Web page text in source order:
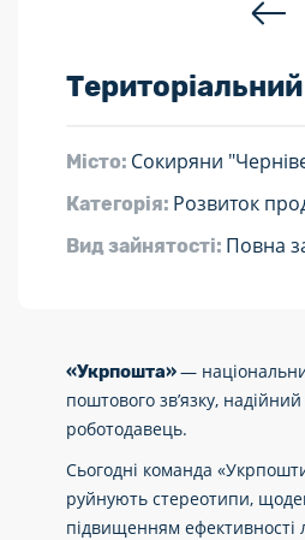
Відділення
Для бізнесу
Місто: Сокиряни
Категорія: Розвиток
Вид зайнятості: Повна
«Укрпошта»—
поштового зв’язку,
роботодавець.
Сьогодні команда
руйнують стереотипи,
підвищенням ефективності